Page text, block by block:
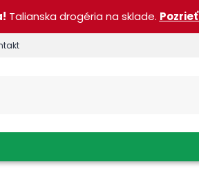
Talianska drogéria na sklade.